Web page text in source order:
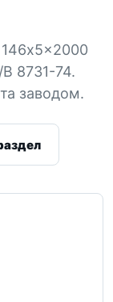
146x5x2000
8731-74.
заводом.